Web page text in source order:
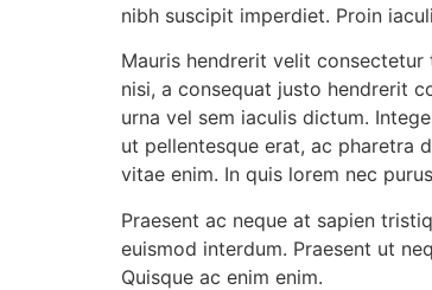
nibh suscipit imperdiet. Proin
Mauris hendrerit velit
nisi, a consequat justo hendrerit
urna vel sem iaculis dictum.
ut pellentesque erat, ac pharetra
vitae enim. In quis lorem nec
Praesent ac neque at sapien
euismod interdum. Praesent ut
Quisque ac enim enim.